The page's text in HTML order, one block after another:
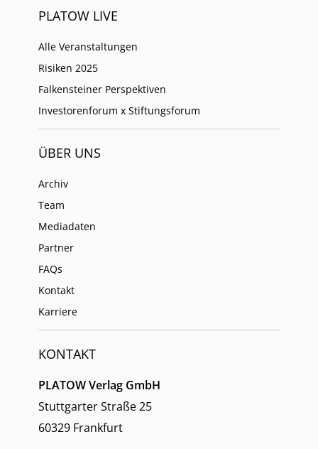
PLATOW LIVE
Alle Veranstaltungen
Risiken 2025
Falkensteiner Perspektiven
Investorenforum x Stiftungsforum
ÜBER UNS
Archiv
Team
Mediadaten
Partner
FAQs
Kontakt
Karriere
KONTAKT
PLATOW Verlag GmbH
Stuttgarter Straße 25
60329 Frankfurt